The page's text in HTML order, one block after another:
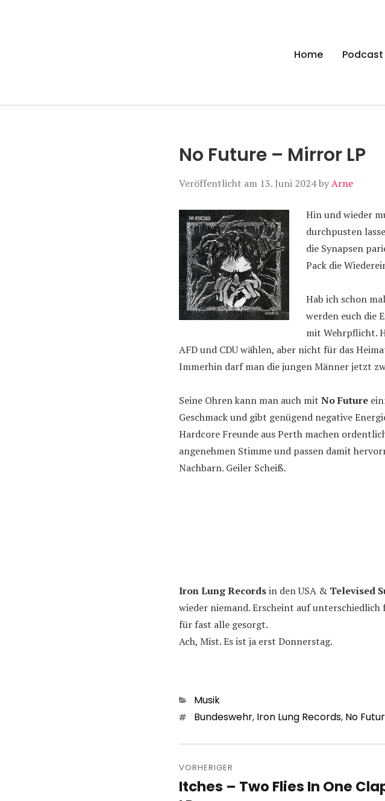
Manierenversagen
Home Podcast
No Future – Mirror LP
Veröffentlicht am 13. Juni 2024byArne
Hin und wieder
durchpusten
die Synapsen
Pack die
Hab ich schon
werden euch die
mit Wehrpflicht.
AFD und CDU wählen, aber nicht für das
Immerhin darf man die jungen Männer jetzt
Seine Ohren kann man auch mit No Future
Geschmack und gibt genügend negative
Hardcore Freunde aus Perth machen
angenehmen Stimme und passen damit
Nachbarn. Geiler Scheiß.
Iron Lung Recordsin den USA & Televised
wieder niemand. Erscheint auf
für fast alle gesorgt.
Ach, Mist. Es ist ja erst Donnerstag.
Kategorien
Musik
Schlagwörter
Bundeswehr, Iron Lung Records, No
VORHERIGER
Vorheriger
Itches – Two Flies In One